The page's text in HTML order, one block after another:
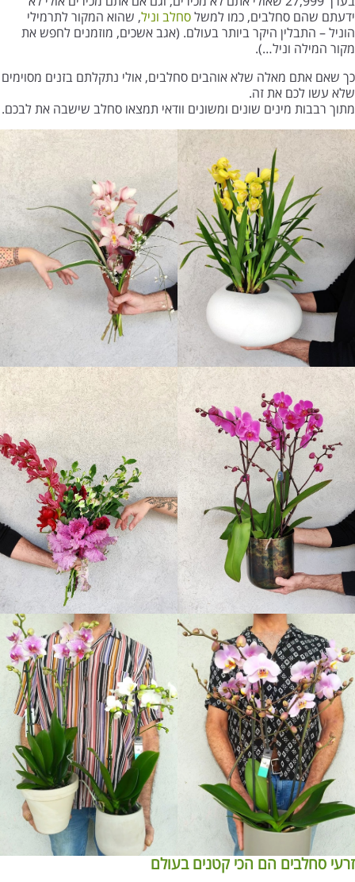
ידעתם שהם סחלבים, כמו למשלסחלב וניל, שהוא המקור לתרמילי
הוניל – התבלין היקר ביותר בעולם. (אגב אשכים, מוזמנים לחפש את
מקור המילה וניל…).
כך שאם אתם מאלה שלא אוהבים סחלבים, אולי נתקלתם בזנים מסוימים
שלא עשו לכם את זה.
מתוך רבבות מינים שונים ומשונים וודאי תמצאו סחלב שישבה את לבכם.
זרעי סחלבים הם הכי קטנים בעולם